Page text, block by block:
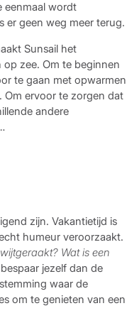
eenmaal wordt
er geen weg meer terug.
Sunsail het
zee. Om te beginnen
te gaan met opwarmen
Om ervoor te zorgen dat
andere
zijn. Vakantietijd is
humeur veroorzaakt.
Wat is een
jezelf dan de
waar de
om te genieten van een